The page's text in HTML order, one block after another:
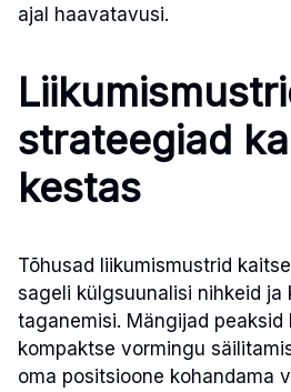
ajal haavatavusi.
strateegiad
kestas
Tõhusad liikumismustrid
sageli külgsuunalisi nihkeid ja
taganemisi. Mängijad peaksid
kompaktse vormingu
oma positsioone kohandama